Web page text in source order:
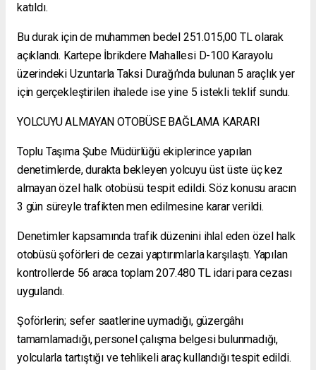
katıldı.
Bu durak için de muhammen bedel 251.015,00 TL olarak
açıklandı. Kartepe İbrikdere Mahallesi D-100 Karayolu
üzerindeki Uzuntarla Taksi Durağı’nda bulunan 5 araçlık yer
için gerçekleştirilen ihalede ise yine 5 istekli teklif sundu.
YOLCUYU ALMAYAN OTOBÜSE BAĞLAMA KARARI
Toplu Taşıma Şube Müdürlüğü ekiplerince yapılan
denetimlerde, durakta bekleyen yolcuyu üst üste üç kez
almayan özel halk otobüsü tespit edildi. Söz konusu aracın
3 gün süreyle trafikten men edilmesine karar verildi.
Denetimler kapsamında trafik düzenini ihlal eden özel halk
otobüsü şoförleri de cezai yaptırımlarla karşılaştı. Yapılan
kontrollerde 56 araca toplam 207.480 TL idari para cezası
uygulandı.
Şoförlerin; sefer saatlerine uymadığı, güzergâhı
tamamlamadığı, personel çalışma belgesi bulunmadığı,
yolcularla tartıştığı ve tehlikeli araç kullandığı tespit edildi.